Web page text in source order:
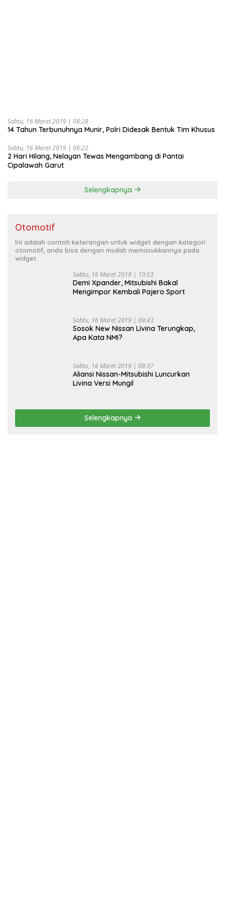
Sabtu, 16 Maret 2019 | 08:28
14 Tahun Terbunuhnya Munir, Polri Didesak Bentuk Tim Khusus
Sabtu, 16 Maret 2019 | 08:22
2 Hari Hilang, Nelayan Tewas Mengambang di Pantai
Cipalawah Garut
Selengkapnya
Otomotif
Ini adalah contoh keterangan untuk widget dengan kategori
otomotif, anda bisa dengan mudah memasukkannya pada
widget.
Sabtu, 16 Maret 2019 | 10:53
Demi Xpander, Mitsubishi Bakal
Mengimpor Kembali Pajero Sport
Sabtu, 16 Maret 2019 | 09:43
Sosok New Nissan Livina Terungkap,
Apa Kata NMI?
Sabtu, 16 Maret 2019 | 09:37
Aliansi Nissan-Mitsubishi Luncurkan
Livina Versi Mungil
Selengkapnya